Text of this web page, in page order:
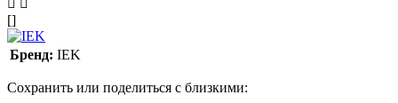
[]
Бренд: IEK
Сохранить или поделиться с близкими: